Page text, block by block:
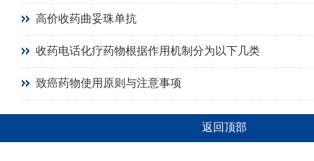
高价收药曲妥珠单抗
收药电话化疗药物根据作用机制分为以下几类
致癌药物使用原则与注意事项
返回顶部